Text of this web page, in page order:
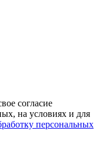
согласие
на условиях и для
персональных